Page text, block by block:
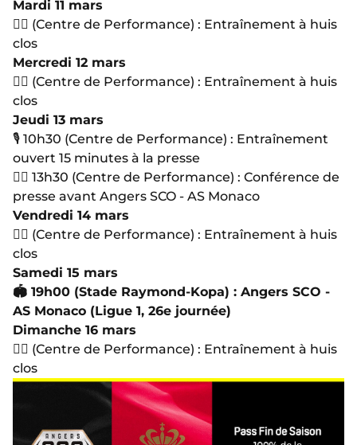
Mardi 11 mars
🏋🏻 (Centre de Performance) : Entraînement à huis
clos
Mercredi 12 mars
🏋🏻 (Centre de Performance) : Entraînement à huis
clos
Jeudi 13 mars
🎙 10h30 (Centre de Performance) : Entraînement
ouvert 15 minutes à la presse
🏋🏻 13h30 (Centre de Performance) : Conférence de
presse avant Angers SCO - AS Monaco
Vendredi 14 mars
🏋🏻 (Centre de Performance) : Entraînement à huis
clos
Samedi 15 mars
🏟 19h00 (Stade Raymond-Kopa) : Angers SCO -
AS Monaco (Ligue 1, 26e journée)
Dimanche 16 mars
🏋🏻 (Centre de Performance) : Entraînement à huis
clos